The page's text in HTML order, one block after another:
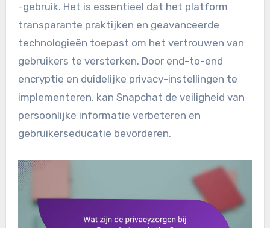
-gebruik. Het is essentieel dat het platform
transparante praktijken en geavanceerde
technologieën toepast om het vertrouwen van
gebruikers te versterken. Door end-to-end
encryptie en duidelijke privacy-instellingen te
implementeren, kan Snapchat de veiligheid van
persoonlijke informatie verbeteren en
gebruikerseducatie bevorderen.